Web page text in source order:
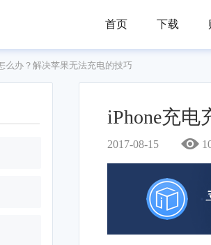
首页 下载
么办？解决苹果无法充电的技巧
iPhone充
2017-08-15